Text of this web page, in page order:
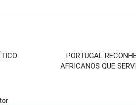
PORTUGAL
AFRICANOS QUE